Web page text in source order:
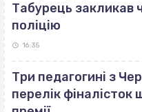
Табурець закликав
поліцію
16:35
Три педагогині з
перелік фіналісток